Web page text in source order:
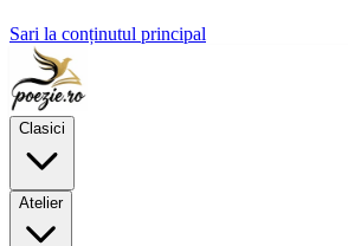
Sari la conținutul principal
Clasici
Atelier